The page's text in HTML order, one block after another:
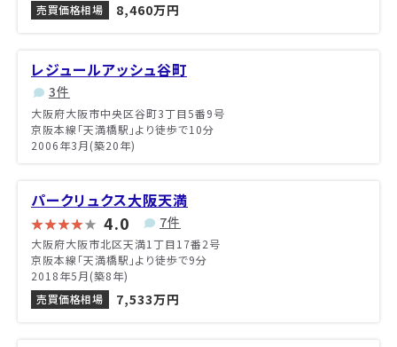
売買価格相場
8,460万円
レジュールアッシュ谷町
3件
大阪府大阪市中央区谷町3丁目5番9号
京阪本線「天満橋駅」より徒歩で10分
2006年3月(築20年)
パークリュクス大阪天満
4.0 7件
大阪府大阪市北区天満1丁目17番2号
京阪本線「天満橋駅」より徒歩で9分
2018年5月(築8年)
売買価格相場
7,533万円